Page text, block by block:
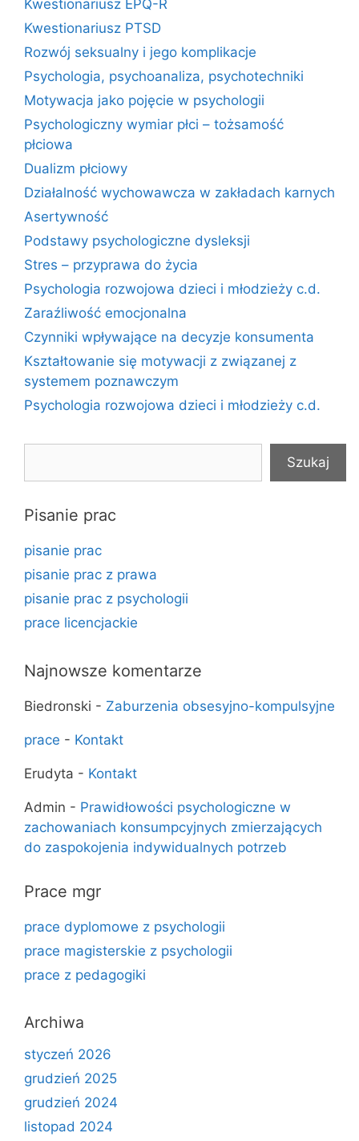
Kwestionariusz EPQ-R
Kwestionariusz PTSD
Rozwój seksualny i jego komplikacje
Psychologia, psychoanaliza, psychotechniki
Motywacja jako pojęcie w psychologii
Psychologiczny wymiar płci – tożsamość
płciowa
Dualizm płciowy
Działalność wychowawcza w zakładach karnych
Asertywność
Podstawy psychologiczne dysleksji
Stres – przyprawa do życia
Psychologia rozwojowa dzieci i młodzieży c.d.
Zaraźliwość emocjonalna
Czynniki wpływające na decyzje konsumenta
Kształtowanie się motywacji z związanej z
systemem poznawczym
Psychologia rozwojowa dzieci i młodzieży c.d.
Szukaj
Pisanie prac
pisanie prac
pisanie prac z prawa
pisanie prac z psychologii
prace licencjackie
Najnowsze komentarze
Biedronski - Zaburzenia obsesyjno-kompulsyjne
prace - Kontakt
Erudyta - Kontakt
Admin - Prawidłowości psychologiczne w
zachowaniach konsumpcyjnych zmierzających
do zaspokojenia indywidualnych potrzeb
Prace mgr
prace dyplomowe z psychologii
prace magisterskie z psychologii
prace z pedagogiki
Archiwa
styczeń 2026
grudzień 2025
grudzień 2024
listopad 2024